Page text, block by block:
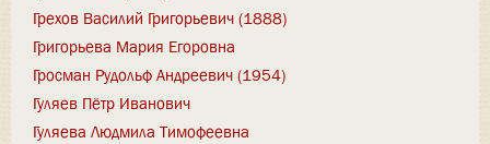
Грехов Василий Григорьевич (1888)
Григорьева Мария Егоровна
Гросман Рудольф Андреевич (1954)
Гуляев Пётр Иванович
Гуляева Людмила Тимофеевна